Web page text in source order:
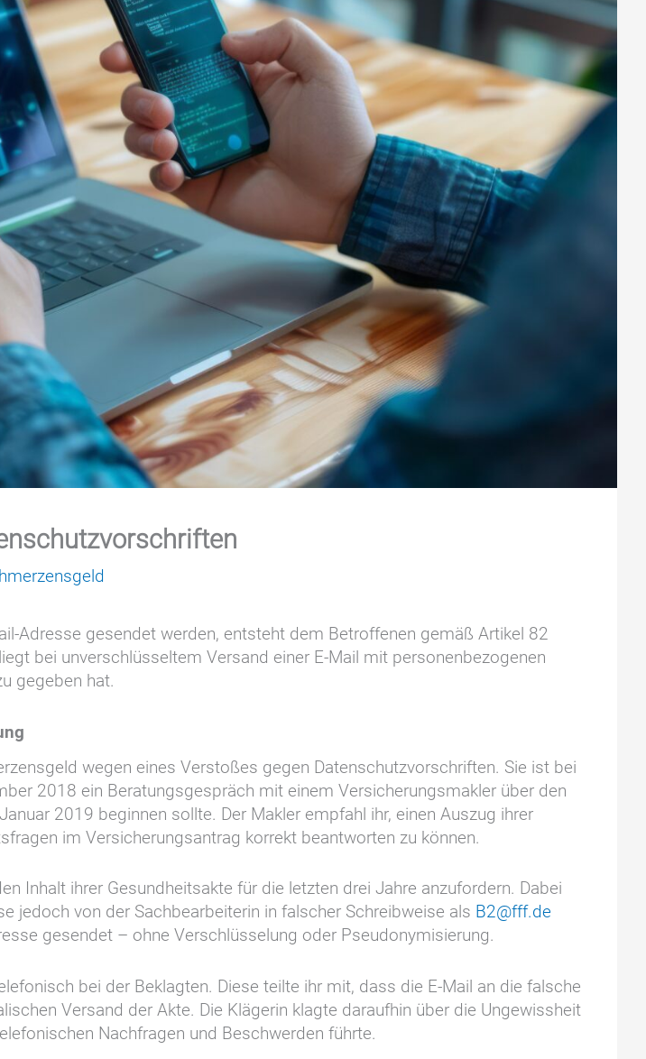
Adresse gesendet werden, entsteht dem Betroffenen gemäß Artikel 82
bei unverschlüsseltem Versand einer E-Mail mit personenbezogenen
gegeben hat.
wegen eines Verstoßes gegen Datenschutzvorschriften. Sie ist bei
2018 ein Beratungsgespräch mit einem Versicherungsmakler über den
2019 beginnen sollte. Der Makler empfahl ihr, einen Auszug ihrer
im Versicherungsantrag korrekt beantworten zu können.
Inhalt ihrer Gesundheitsakte für die letzten drei Jahre anzufordern. Dabei
jedoch von der Sachbearbeiterin in falscher Schreibweise als B2@fff.de
gesendet – ohne Verschlüsselung oder Pseudonymisierung.
bei der Beklagten. Diese teilte ihr mit, dass die E-Mail an die falsche
Versand der Akte. Die Klägerin klagte daraufhin über die Ungewissheit
Nachfragen und Beschwerden führte.